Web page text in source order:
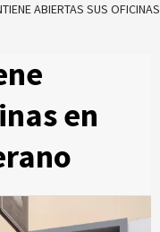
ABIERTAS SUS OFICINAS
en